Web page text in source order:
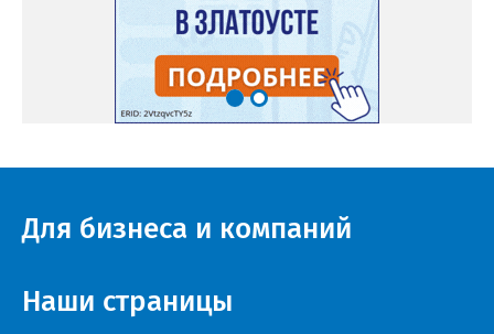
Для бизнеса и компаний
Наши страницы